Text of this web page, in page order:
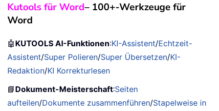
Kutools für Word– 100+-Werkzeuge für
Word
🤖 KUTOOLS AI-Funktionen:KI-Assistent/Echtzeit-
Assistent/Super Polieren/Super Übersetzen/KI-
Redaktion/KI Korrekturlesen
📘 Dokument-Meisterschaft:Seiten
aufteilen/Dokumente zusammenführen/Stapelweise in